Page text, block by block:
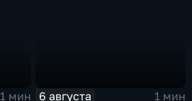
1 мин 6 августа 1 мин